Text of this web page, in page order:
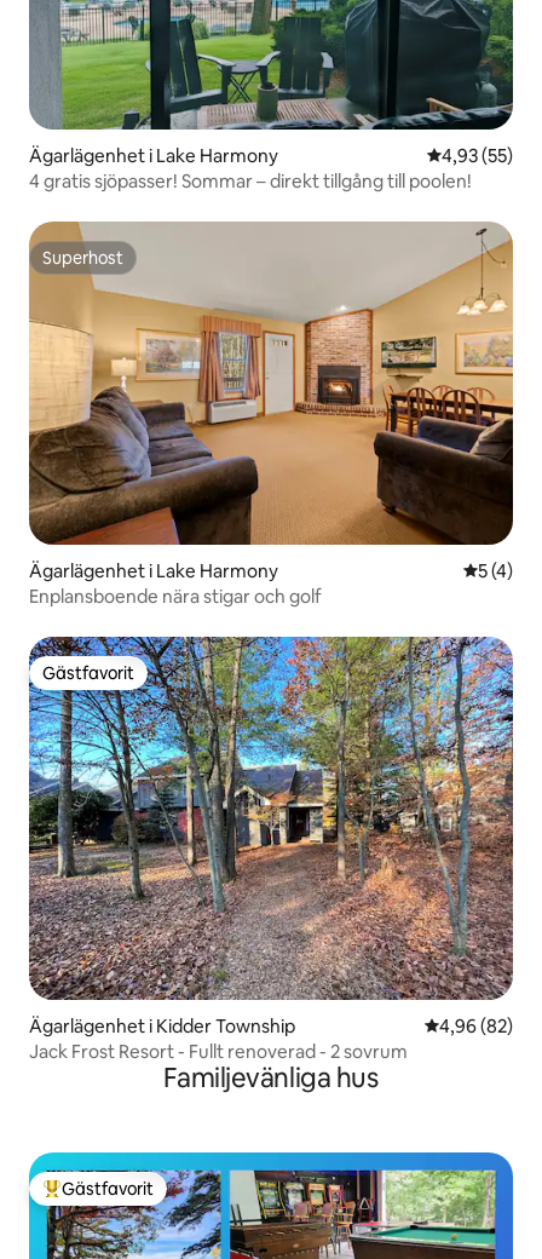
Ägarlägenhet i Lake Harmony 4,93 av 5 i
4,93 (55)
4 gratis sjöpasser! Sommar – direkt tillgång till poolen!
Superhost
Superhost
Ägarlägenhet i Lake Harmony 5 av 5 i
5 (4)
Enplansboende nära stigar och golf
Gästfavorit
Gästfavorit
Ägarlägenhet i Kidder Township 4,96 av 5 i
4,96 (82)
Jack Frost Resort - Fullt renoverad - 2 sovrum
Familjevänliga hus
Populär gästfavorit
Gästfavorit